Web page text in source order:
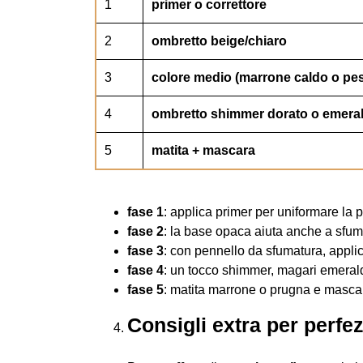
1 primer o correttore
2 ombretto beige/chiaro
3 colore medio (marrone caldo o
4 ombretto shimmer dorato o
5 matita + mascara
fase 1: applica primer per uniformare la
fase 2: la base opaca aiuta anche a
fase 3: con pennello da sfumatura,
fase 4: un tocco shimmer, magari
fase 5: matita marrone o prugna e
Consigli extra per